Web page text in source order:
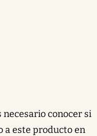
necesario conocer si
a este producto en